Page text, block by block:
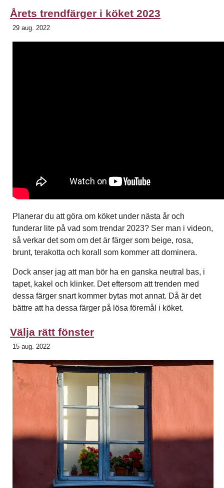
Årets trendfärger i köket 2023
29 aug. 2022
Planerar du att göra om köket under nästa år och
funderar lite på vad som trendar 2023? Ser man i videon,
så verkar det som om det är färger som beige, rosa,
brunt, terakotta och korall som kommer att dominera.
Dock anser jag att man bör ha en ganska neutral bas, i
tapet, kakel och klinker. Det eftersom att trenden med
dessa färger snart kommer bytas mot annat. Då är det
bättre att ha dessa färger på lösa föremål i köket.
Välja rätt fönster
15 aug. 2022